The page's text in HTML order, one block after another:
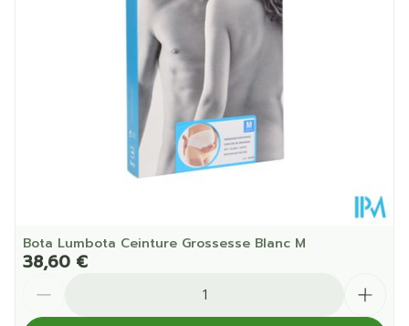
Température ambiante (15°C -
25°C)
Bota Lumbota Ceinture Grossesse Blanc M
38,60 €